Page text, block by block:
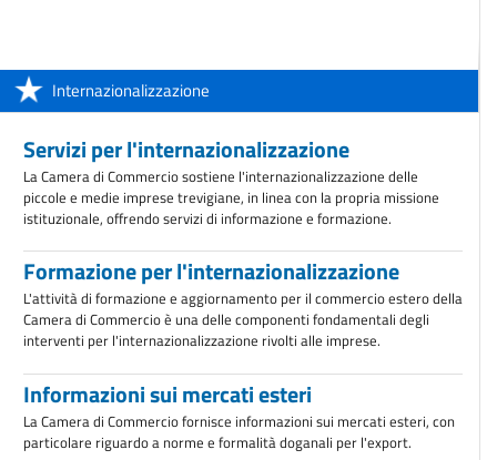
Internazionalizzazione
Servizi per l'internazionalizzazione
La Camera di Commercio sostiene l'internazionalizzazione delle
piccole e medie imprese trevigiane, in linea con la propria missione
istituzionale, offrendo servizi di informazione e formazione.
Formazione per l'internazionalizzazione
L'attività di formazione e aggiornamento per il commercio estero della
Camera di Commercio è una delle componenti fondamentali degli
interventi per l'internazionalizzazione rivolti alle imprese.
Informazioni sui mercati esteri
La Camera di Commercio fornisce informazioni sui mercati esteri, con
particolare riguardo a norme e formalità doganali per l'export.